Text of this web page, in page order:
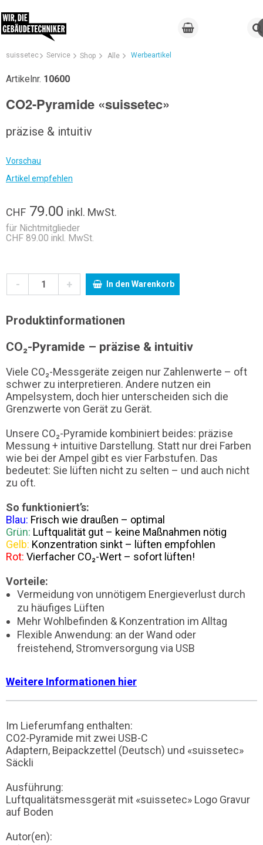
suissetec Service Shop Alle Werbeartikel
Artikelnr. 10600
CO2-Pyramide «suissetec»
präzise & intuitiv
Vorschau
Artikel empfehlen
CHF 79.00 inkl. MwSt.
für Nichtmitglieder
CHF 89.00 inkl. MwSt.
- + In den Warenkorb
Produktinformationen
CO₂-Pyramide – präzise & intuitiv
Viele CO₂-Messgeräte zeigen nur Zahlenwerte – oft
schwer zu interpretieren. Andere nutzen ein
Ampelsystem, doch hier unterscheiden sich die
Grenzwerte von Gerät zu Gerät.
Unsere CO₂-Pyramide kombiniert beides: präzise
Messung + intuitive Darstellung. Statt nur drei Farben
wie bei der Ampel gibt es vier Farbstufen. Das
bedeutet: Sie lüften nicht zu selten – und auch nicht
zu oft.
So funktioniert’s:
Blau: Frisch wie draußen – optimal
Grün: Luftqualität gut – keine Maßnahmen nötig
Gelb: Konzentration sinkt – lüften empfohlen
Rot: Vierfacher CO₂-Wert – sofort lüften!
Vorteile:
Vermeidung von unnötigem Energieverlust durch
zu häufiges Lüften
Mehr Wohlbefinden & Konzentration im Alltag
Flexible Anwendung: an der Wand oder
freistehend, Stromversorgung via USB
Weitere Informationen hier
Im Lieferumfang enthalten:
CO2-Pyramide mit zwei USB-C
Adaptern, Beipackzettel (Deutsch) und «suissetec»
Säckli
Ausführung:
Luftqualitätsmessgerät mit «suissetec» Logo Gravur
auf Boden
Autor(en):